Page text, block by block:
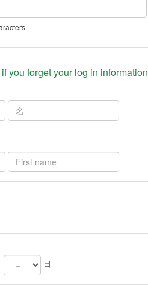
you forget your log in information
日